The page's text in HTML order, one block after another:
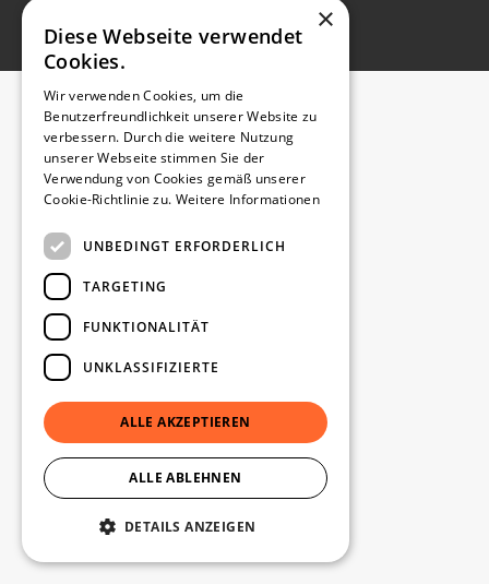
© 2021 Antje Schomaker
×
Diese Webseite verwendet
Cookies.
Wir verwenden Cookies, um die
Benutzerfreundlichkeit unserer Website zu
verbessern. Durch die weitere Nutzung
unserer Webseite stimmen Sie der
Verwendung von Cookies gemäß unserer
Cookie-Richtlinie zu. Weitere Informationen
UNBEDINGT ERFORDERLICH
TARGETING
FUNKTIONALITÄT
UNKLASSIFIZIERTE
ALLE AKZEPTIEREN
ALLE ABLEHNEN
DETAILS ANZEIGEN